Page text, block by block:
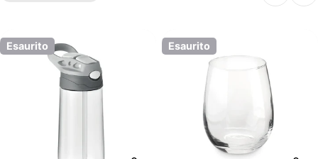
Esaurito Esaurito